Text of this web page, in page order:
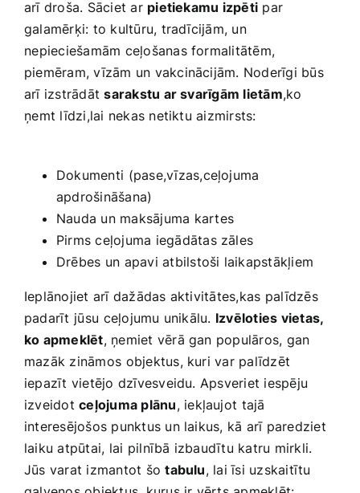
arī droša. Sāciet ar pietiekamu izpēti par
galamērķi:‍ to kultūru, tradīcijām, un
⁤nepieciešamām ceļošanas formalitātēm,
piemēram, vīzām‌ un vakcinācijām. Noderīgi būs
arī izstrādātsarakstu ar svarīgām lietām,ko
⁣ņemt līdzi,lai nekas netiktu aizmirsts:
Dokumenti⁤ (pase,vīzas,ceļojuma
apdrošināšana)
Nauda ​un maksājuma kartes
Pirms ​ceļojuma iegādātas zāles
Drēbes un⁤ apavi atbilstoši​ laikapstākļiem
Ieplānojiet arī dažādas aktivitātes,kas⁣ palīdzēs
padarīt ⁣jūsu ⁣ceļojumu unikālu. Izvēloties vietas,
‌ko apmeklēt, ņemiet vērā gan populāros, gan
mazāk zināmos ⁣objektus, kuri var palīdzēt
iepazīt vietējo dzīvesveidu.‌ Apsveriet iespēju
izveidotceļojuma plānu, iekļaujot⁣ tajā
interesējošos punktus un laikus, kā arī paredziet
laiku atpūtai, ⁣lai pilnībā izbaudītu katru mirkli.
Jūs varat izmantot šotabulu, lai īsi uzskaitītu